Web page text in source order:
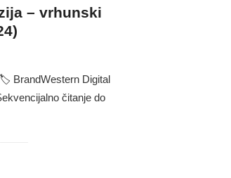
– vrhunski
BrandWestern Digital
čitanje do